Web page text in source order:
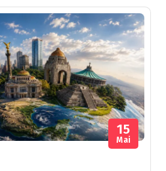
15
Mai